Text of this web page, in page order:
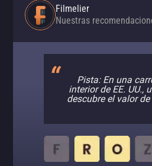
Filmelier
Nuestras
Pista: En una
interior de EE. UU.,
descubre el valor